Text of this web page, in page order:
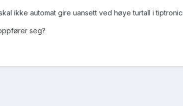
ikke automat gire uansett ved høye turtall i
seg?